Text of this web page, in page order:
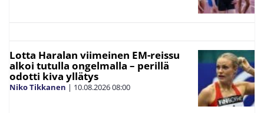
Lotta Haralan viimeinen EM-reissu
alkoi tutulla ongelmalla – perillä
odotti kiva yllätys
Niko Tikkanen | 10.08.202608:00